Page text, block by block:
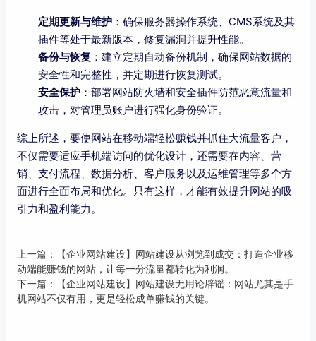
定期更新与维护：确保服务器操作系统、CMS系统及其
插件等处于最新版本，修复漏洞并提升性能。
备份与恢复 ：建立定期自动备份机制，确保网站数据的
安全性和完整性，并定期进行恢复测试。
安全保护：部署网站防火墙和安全插件防范恶意流量和
攻击，对管理员账户进行强化身份验证。
综上所述，要使网站在移动端轻松赚钱并抓住大流量客户，
不仅需要适应手机端访问的优化设计，还需要在内容、营
销、支付流程、数据分析、客户服务以及运维管理等多个方
面进行全面布局和优化。只有这样，才能有效提升网站的吸
引力和盈利能力。
上一篇：
【企业网站建设】网站建设从浏览到成交：打造企业移
动端能赚钱的网站，让每一分流量都转化为利润。
下一篇：
【企业网站建设】网站建设无用论辟谣：网站尤其是手
机网站不仅有用，更是轻松成单赚钱的关键。